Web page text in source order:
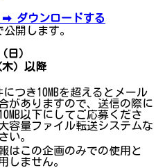
ダウンロードする
開します。
日）
）以降
つき10MBを超えるとメール
がありますので、送信の際に
以下にしてご応募くださ
容量ファイル転送システムな
い。
はこの企画のみでの使用と
しません。